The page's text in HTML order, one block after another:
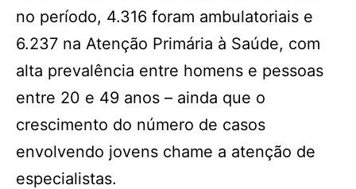
no período, 4.316 foram ambulatoriais e
6.237 na Atenção Primária à Saúde, com
alta prevalência entre homens e pessoas
entre 20 e 49 anos – ainda que o
crescimento do número de casos
envolvendo jovens chame a atenção de
especialistas.